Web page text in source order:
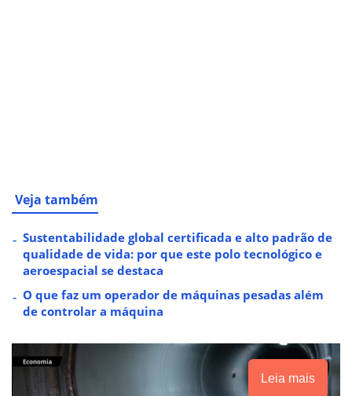
Veja também
Sustentabilidade global certificada e alto padrão de
qualidade de vida: por que este polo tecnológico e
aeroespacial se destaca
O que faz um operador de máquinas pesadas além
de controlar a máquina
Leia mais